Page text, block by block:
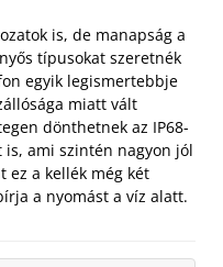
is, de manapság a
típusokat szeretnék
egyik legismertebbje
miatt vált
dönthetnek az IP68-
ami szintén nagyon jól
ez a kellék még két
a nyomást a víz alatt.